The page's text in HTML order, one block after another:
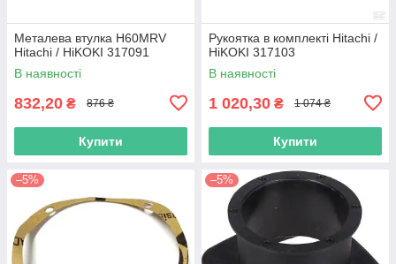
Металева втулка H60MRV
Hitachi / HiKOKI 317091
В наявності
832,20 ₴ 876 ₴
Купити
Рукоятка в комплекті Hitachi /
HiKOKI 317103
В наявності
1 020,30 ₴ 1 074 ₴
Купити
–5% –5%